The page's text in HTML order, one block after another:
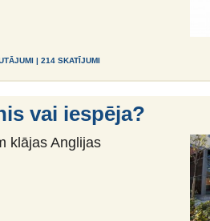
| 214 SKATĪJUMI
vai iespēja?
klājas Anglijas